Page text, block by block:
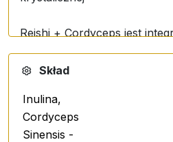
Reishi + Cordyceps jest
medycyny chińskiej. Grzyby
swojego pozytywnego
fitosteroli, erinacyn,
bioaktywnych w idealnych
Skład
Inulina,
Cordyceps
Sinensis -